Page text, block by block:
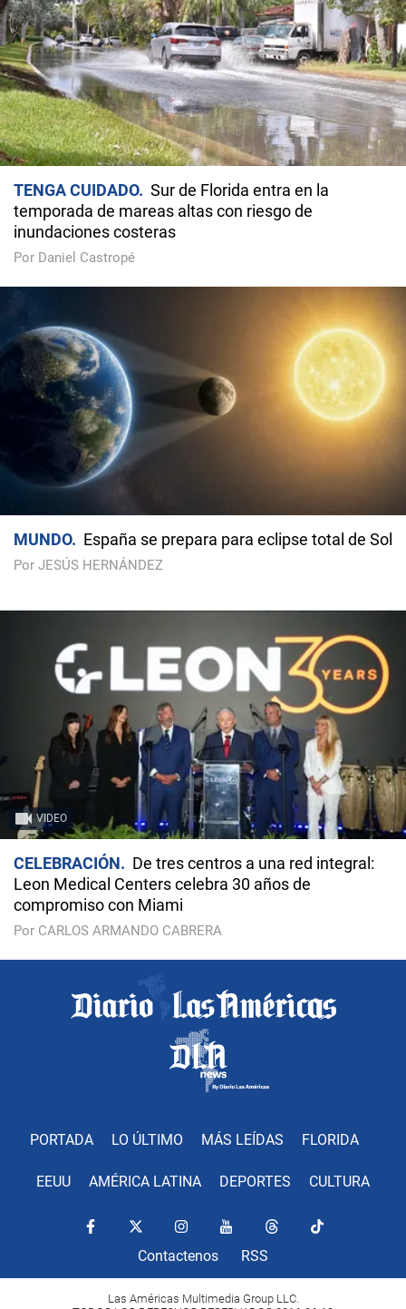
TENGA CUIDADO
Sur de Florida entra en la
temporada de mareas altas con riesgo de
inundaciones costeras
Por Daniel Castropé
MUNDO España se prepara para eclipse total de Sol
Por JESÚS HERNÁNDEZ
VIDEO
CELEBRACIÓN
De tres centros a una red integral:
Leon Medical Centers celebra 30 años de
compromiso con Miami
Por CARLOS ARMANDO CABRERA
PORTADA LO ÚLTIMO MÁS LEÍDAS FLORIDA
EEUU AMÉRICA LATINA DEPORTES CULTURA
Contactenos RSS
Las Américas Multimedia Group LLC.